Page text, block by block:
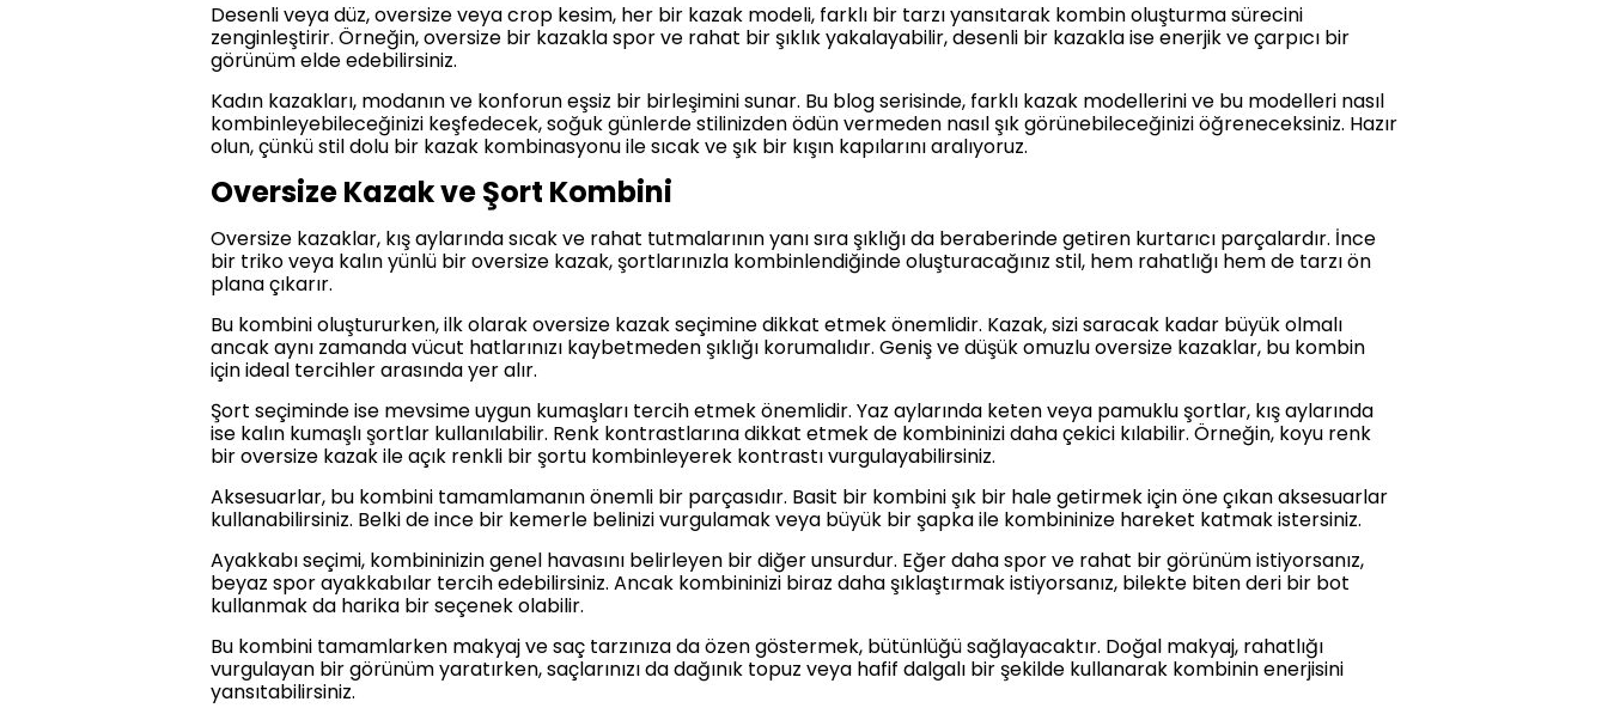
Desenli veya düz, oversize veya crop kesim, her bir kazak modeli, farklı bir tarzı yansıtarak kombin oluşturma sürecini
zenginleştirir. Örneğin, oversize bir kazakla spor ve rahat bir şıklık yakalayabilir, desenli bir kazakla ise enerjik ve çarpıcı bir
görünüm elde edebilirsiniz.
Kadın kazakları, modanın ve konforun eşsiz bir birleşimini sunar. Bu blog serisinde, farklı kazak modellerini ve bu modelleri nasıl
kombinleyebileceğinizi keşfedecek, soğuk günlerde stilinizden ödün vermeden nasıl şık görünebileceğinizi öğreneceksiniz. Hazır
olun, çünkü stil dolu bir kazak kombinasyonu ile sıcak ve şık bir kışın kapılarını aralıyoruz.
Oversize Kazak ve Şort Kombini
Oversize kazaklar, kış aylarında sıcak ve rahat tutmalarının yanı sıra şıklığı da beraberinde getiren kurtarıcı parçalardır. İnce
bir triko veya kalın yünlü bir oversize kazak, şortlarınızla kombinlendiğinde oluşturacağınız stil, hem rahatlığı hem de tarzı ön
plana çıkarır.
Bu kombini oluştururken, ilk olarak oversize kazak seçimine dikkat etmek önemlidir. Kazak, sizi saracak kadar büyük olmalı
ancak aynı zamanda vücut hatlarınızı kaybetmeden şıklığı korumalıdır. Geniş ve düşük omuzlu oversize kazaklar, bu kombin
için ideal tercihler arasında yer alır.
Şort seçiminde ise mevsime uygun kumaşları tercih etmek önemlidir. Yaz aylarında keten veya pamuklu şortlar, kış aylarında
ise kalın kumaşlı şortlar kullanılabilir. Renk kontrastlarına dikkat etmek de kombininizi daha çekici kılabilir. Örneğin, koyu renk
bir oversize kazak ile açık renkli bir şortu kombinleyerek kontrastı vurgulayabilirsiniz.
Aksesuarlar, bu kombini tamamlamanın önemli bir parçasıdır. Basit bir kombini şık bir hale getirmek için öne çıkan aksesuarlar
kullanabilirsiniz. Belki de ince bir kemerle belinizi vurgulamak veya büyük bir şapka ile kombininize hareket katmak istersiniz.
Ayakkabı seçimi, kombininizin genel havasını belirleyen bir diğer unsurdur. Eğer daha spor ve rahat bir görünüm istiyorsanız,
beyaz spor ayakkabılar tercih edebilirsiniz. Ancak kombininizi biraz daha şıklaştırmak istiyorsanız, bilekte biten deri bir bot
kullanmak da harika bir seçenek olabilir.
Bu kombini tamamlarken makyaj ve saç tarzınıza da özen göstermek, bütünlüğü sağlayacaktır. Doğal makyaj, rahatlığı
vurgulayan bir görünüm yaratırken, saçlarınızı da dağınık topuz veya hafif dalgalı bir şekilde kullanarak kombinin enerjisini
yansıtabilirsiniz.